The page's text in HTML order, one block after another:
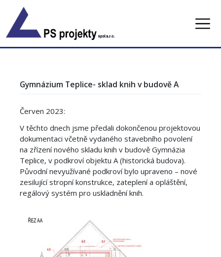
content
Gymnázium Teplice- sklad knih v budově A
Červen 2023:
V těchto dnech jsme předali dokončenou projektovou
dokumentaci včetně vydaného stavebního povolení
na zřízení nového skladu knih v budově Gymnázia
Teplice, v podkroví objektu A (historická budova).
Původní nevyužívané podkroví bylo upraveno – nové
zesilující stropní konstrukce, zateplení a opláštění,
regálový systém pro uskladnění knih.